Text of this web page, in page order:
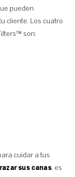
pueden
cliente. Los cuatro
son:
cuidar a tus
sus canas, es